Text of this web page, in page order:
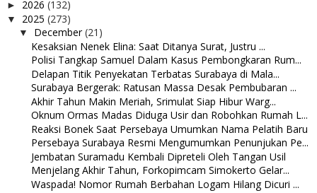
► 2026 (132)
▼ 2025 (273)
▼ December(21)
Kesaksian Nenek Elina: Saat Ditanya Surat, Justru ...
Polisi Tangkap Samuel Dalam Kasus Pembongkaran Rum...
Delapan Titik Penyekatan Terbatas Surabaya di Mala...
Surabaya Bergerak: Ratusan Massa Desak Pembubaran ...
Akhir Tahun Makin Meriah, Srimulat Siap Hibur Warg...
Oknum Ormas Madas Diduga Usir dan Robohkan Rumah L...
Reaksi Bonek Saat Persebaya Umumkan Nama Pelatih Baru
Persebaya Surabaya Resmi Mengumumkan Penunjukan Pe...
Jembatan Suramadu Kembali Dipreteli Oleh Tangan Usil
Menjelang Akhir Tahun, Forkopimcam Simokerto Gelar...
Waspada! Nomor Rumah Berbahan Logam Hilang Dicuri ...